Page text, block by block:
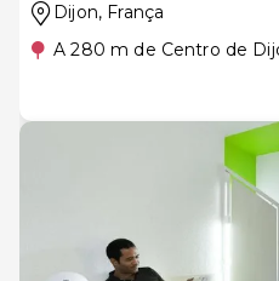
Dijon, França
A 280 m de Centro de